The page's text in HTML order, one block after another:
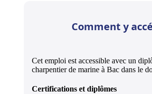
Comment y
Cet emploi est accessible avec un
charpentier de marine à Bac dans le
Certifications et diplômes